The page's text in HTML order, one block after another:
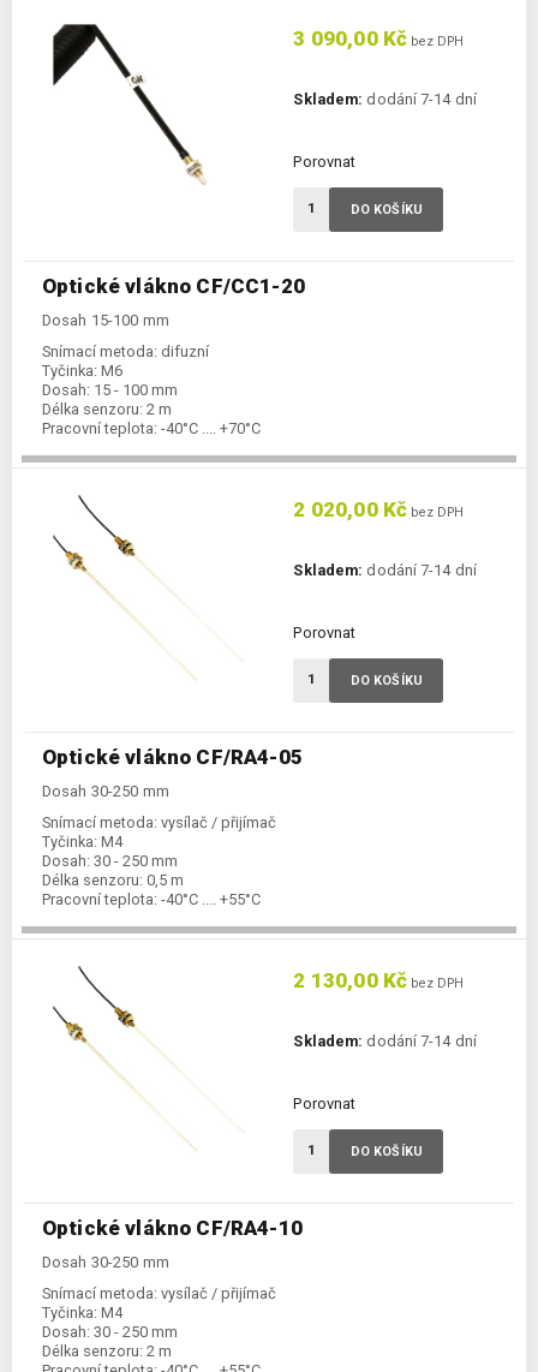
Optické vlákno CF/CC1-20
Dosah 15-100 mm
Snímací metoda: difuzní
Tyčinka: M6
Dosah: 15 - 100 mm
Délka senzoru: 2 m
Pracovní teplota: -40°C .... +70°C
3 090,00 Kč bez DPH
Skladem: dodání 7-14 dní
Porovnat
DO KOŠÍKU
Optické vlákno CF/RA4-05
Dosah 30-250 mm
Snímací metoda: vysílač / přijímač
Tyčinka: M4
Dosah: 30 - 250 mm
Délka senzoru: 0,5 m
Pracovní teplota: -40°C .... +55°C
2 020,00 Kč bez DPH
Skladem: dodání 7-14 dní
Porovnat
DO KOŠÍKU
Optické vlákno CF/RA4-10
Dosah 30-250 mm
Snímací metoda: vysílač / přijímač
Tyčinka: M4
Dosah: 30 - 250 mm
Délka senzoru: 2 m
2 130,00 Kč bez DPH
Skladem: dodání 7-14 dní
Porovnat
DO KOŠÍKU